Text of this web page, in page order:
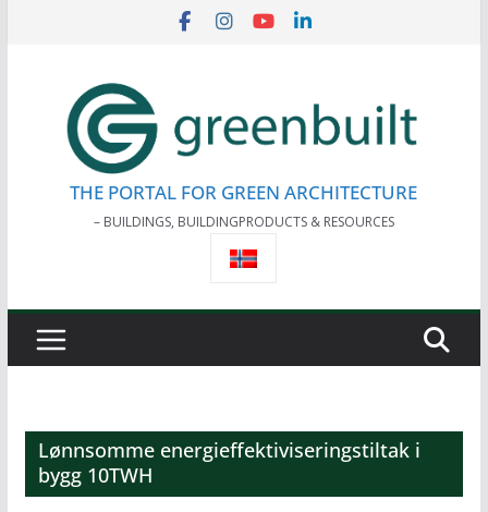
THE PORTAL FOR GREEN ARCHITECTURE
– BUILDINGS, BUILDINGPRODUCTS & RESOURCES
Lønnsomme energieffektiviseringstiltak i
bygg 10TWH